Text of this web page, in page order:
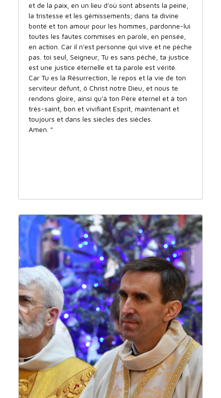
et de la paix, en un lieu d'où sont absents la peine,
la tristesse et les gémissements; dans ta divine
bonté et ton amour pour les hommes, pardonne-lui
toutes les fautes commises en parole, en pensée,
en action. Car il n'est personne qui vive et ne pèche
pas. toi seul, Seigneur, Tu es sans péché, ta justice
est une justice éternelle et ta parole est vérité.
Car Tu es la Résurrection, le repos et la vie de ton
serviteur défunt, ô Christ notre Dieu, et nous te
rendons gloire, ainsi qu'à ton Père éternel et à ton
très-saint, bon et vivifiant Esprit, maintenant et
toujours et dans les siècles des siècles.
Amen. "